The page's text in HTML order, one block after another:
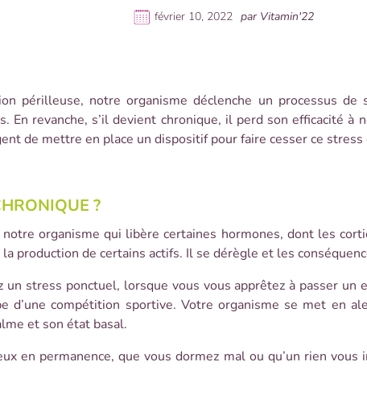
février 10, 2022 par Vitamin'22
périlleuse, notre organisme déclenche un processus
En revanche, s’il devient chronique, il perd son efficacité
de mettre en place un dispositif pour faire cesser ce stress
?
organisme qui libère certaines hormones, dont les
production de certains actifs. Il se dérègle et les
stress ponctuel, lorsque vous vous apprêtez à passer un
d’une compétition sportive. Votre organisme se met en
et son état basal.
en permanence, que vous dormez mal ou qu’un rien